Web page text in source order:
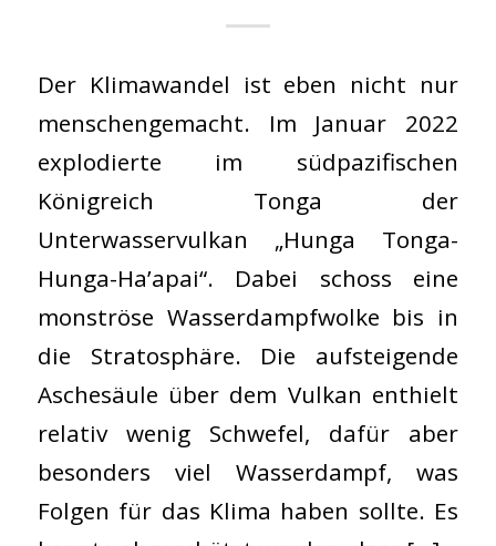
Der Klimawandel ist eben nicht nur
menschengemacht. Im Januar 2022
explodierte im südpazifischen
Königreich Tonga der
Unterwasservulkan „Hunga Tonga-
Hunga-Ha’apai“. Dabei schoss eine
monströse Wasserdampfwolke bis in
die Stratosphäre. Die aufsteigende
Aschesäule über dem Vulkan enthielt
relativ wenig Schwefel, dafür aber
besonders viel Wasserdampf, was
Folgen für das Klima haben sollte. Es